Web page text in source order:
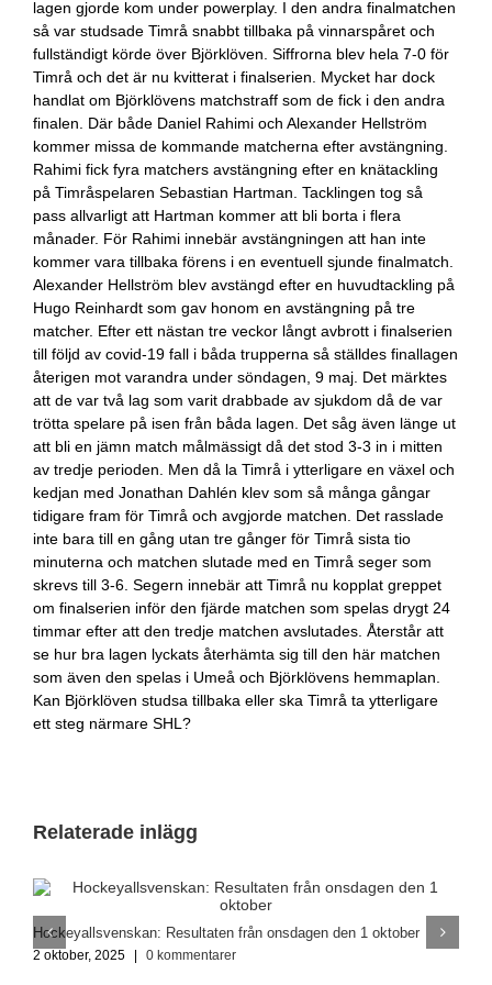
lagen gjorde kom under powerplay. I den andra finalmatchen
så var studsade Timrå snabbt tillbaka på vinnarspåret och
fullständigt körde över Björklöven. Siffrorna blev hela 7-0 för
Timrå och det är nu kvitterat i finalserien. Mycket har dock
handlat om Björklövens matchstraff som de fick i den andra
finalen. Där både Daniel Rahimi och Alexander Hellström
kommer missa de kommande matcherna efter avstängning.
Rahimi fick fyra matchers avstängning efter en knätackling
på Timråspelaren Sebastian Hartman. Tacklingen tog så
pass allvarligt att Hartman kommer att bli borta i flera
månader. För Rahimi innebär avstängningen att han inte
kommer vara tillbaka förens i en eventuell sjunde finalmatch.
Alexander Hellström blev avstängd efter en huvudtackling på
Hugo Reinhardt som gav honom en avstängning på tre
matcher. Efter ett nästan tre veckor långt avbrott i finalserien
till följd av covid-19 fall i båda trupperna så ställdes finallagen
återigen mot varandra under söndagen, 9 maj. Det märktes
att de var två lag som varit drabbade av sjukdom då de var
trötta spelare på isen från båda lagen. Det såg även länge ut
att bli en jämn match målmässigt då det stod 3-3 in i mitten
av tredje perioden. Men då la Timrå i ytterligare en växel och
kedjan med Jonathan Dahlén klev som så många gångar
tidigare fram för Timrå och avgjorde matchen. Det rasslade
inte bara till en gång utan tre gånger för Timrå sista tio
minuterna och matchen slutade med en Timrå seger som
skrevs till 3-6. Segern innebär att Timrå nu kopplat greppet
om finalserien inför den fjärde matchen som spelas drygt 24
timmar efter att den tredje matchen avslutades. Återstår att
se hur bra lagen lyckats återhämta sig till den här matchen
som även den spelas i Umeå och Björklövens hemmaplan.
Kan Björklöven studsa tillbaka eller ska Timrå ta ytterligare
ett steg närmare SHL?
Relaterade inlägg
Hockeyallsvenskan: Resultaten från onsdagen den 1 oktober
2 oktober, 2025 0 kommentarer